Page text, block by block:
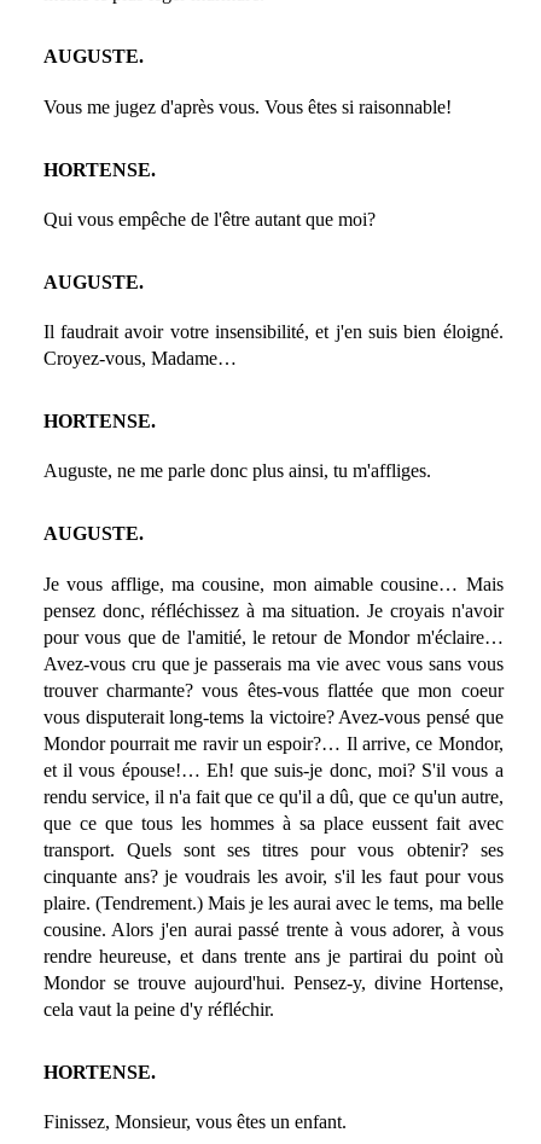
AUGUSTE.
Vous me jugez d'après vous. Vous êtes si raisonnable!
HORTENSE.
Qui vous empêche de l'être autant que moi?
AUGUSTE.
Il faudrait avoir votre insensibilité, et j'en suis bien éloigné.
Croyez-vous, Madame…
HORTENSE.
Auguste, ne me parle donc plus ainsi, tu m'affliges.
AUGUSTE.
Je vous afflige, ma cousine, mon aimable cousine… Mais
pensez donc, réfléchissez à ma situation. Je croyais n'avoir
pour vous que de l'amitié, le retour de Mondor m'éclaire…
Avez-vous cru que je passerais ma vie avec vous sans vous
trouver charmante? vous êtes-vous flattée que mon coeur
vous disputerait long-tems la victoire? Avez-vous pensé que
Mondor pourrait me ravir un espoir?… Il arrive, ce Mondor,
et il vous épouse!… Eh! que suis-je donc, moi? S'il vous a
rendu service, il n'a fait que ce qu'il a dû, que ce qu'un autre,
que ce que tous les hommes à sa place eussent fait avec
transport. Quels sont ses titres pour vous obtenir? ses
cinquante ans? je voudrais les avoir, s'il les faut pour vous
plaire. (Tendrement.) Mais je les aurai avec le tems, ma belle
cousine. Alors j'en aurai passé trente à vous adorer, à vous
rendre heureuse, et dans trente ans je partirai du point où
Mondor se trouve aujourd'hui. Pensez-y, divine Hortense,
cela vaut la peine d'y réfléchir.
HORTENSE.
Finissez, Monsieur, vous êtes un enfant.